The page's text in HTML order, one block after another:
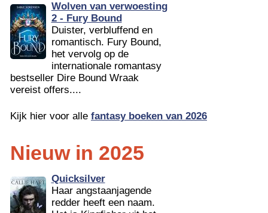
Wolven van verwoesting
2 - Fury Bound
Duister, verbluffend en
romantisch. Fury Bound,
het vervolg op de
internationale romantasy
bestseller Dire Bound Wraak
vereist offers....
Kijk hier voor alle fantasy boeken van 2026
Nieuw in 2025
Quicksilver
Haar angstaanjagende
redder heeft een naam.